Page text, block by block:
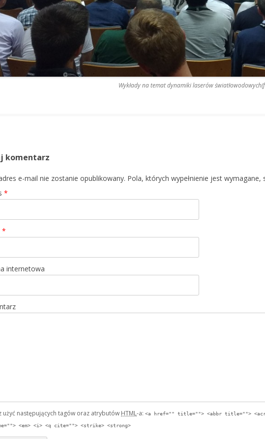
Wykłady na temat dynamiki laserów
komentarz
e-mail nie zostanie opublikowany. Pola, których wypełnienie jest wymagane,
*
*
internetowa
użyć następujących tagów oraz atrybutów HTML-a: <a href="" title=""> <abbr title="">
<em> <i> <q cite=""> <strike> <strong>